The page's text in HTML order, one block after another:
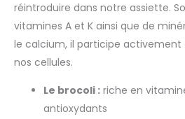
réintroduire dans notre assiette.
vitamines A et K ainsi que de
le calcium, il participe activement
nos cellules.
Le brocoli : riche en
antioxydants